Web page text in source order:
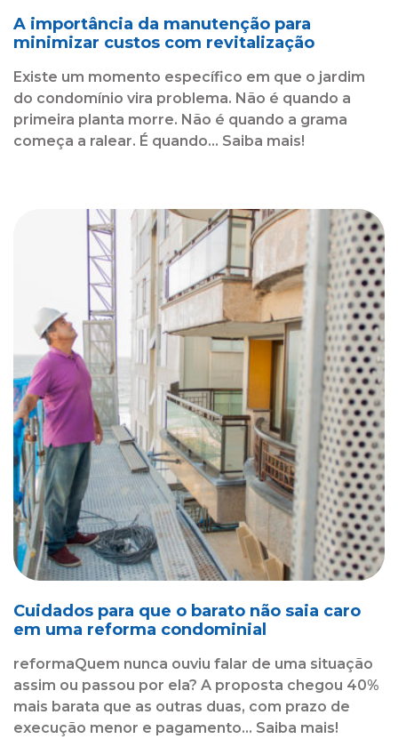
A importância da manutenção para
minimizar custos com revitalização
Existe um momento específico em que o jardim
do condomínio vira problema. Não é quando a
primeira planta morre. Não é quando a grama
começa a ralear. É quando... Saiba mais!
Cuidados para que o barato não saia caro
em uma reforma condominial
reformaQuem nunca ouviu falar de uma situação
assim ou passou por ela? A proposta chegou 40%
mais barata que as outras duas, com prazo de
execução menor e pagamento... Saiba mais!